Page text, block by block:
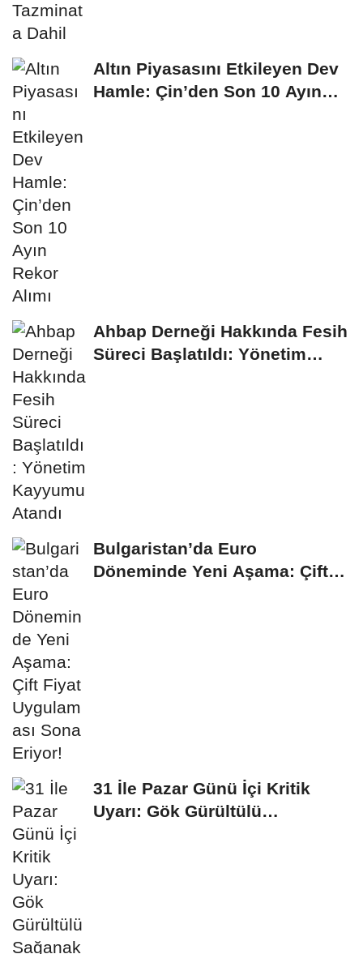
Altın Piyasasını Etkileyen Dev
Hamle: Çin’den Son 10 Ayın
Ahbap Derneği Hakkında Fesih
Süreci Başlatıldı: Yönetim
Bulgaristan’da Euro
Döneminde Yeni Aşama: Çift
31 İle Pazar Günü İçi Kritik
Uyarı: Gök Gürültülü